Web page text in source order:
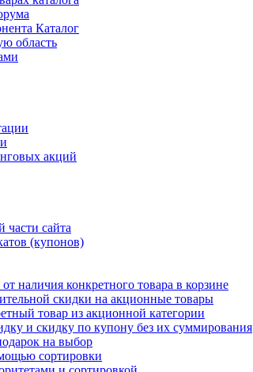
Каталог
область
акций
части сайта
(купонов)
наличия конкретного товара в корзине
скидки на акционные товары
товар из акционной категории
и скидку по купону без их суммирования
на выбор
сортировки